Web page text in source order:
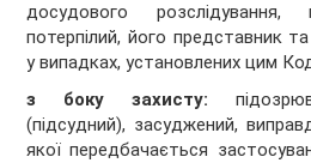
досудового
потерпілий, його представник
у випадках, установлених цим
з боку захисту:
(підсудний), засуджений,
якої передбачається